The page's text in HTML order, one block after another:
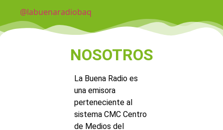
@labuenaradiobaq
NOSOTROS
La Buena Radio es
una emisora
perteneciente al
sistema CMC Centro
de Medios del